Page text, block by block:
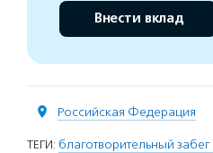
Внести вклад
Российская Федерация
ТЕГИ: благотворительный